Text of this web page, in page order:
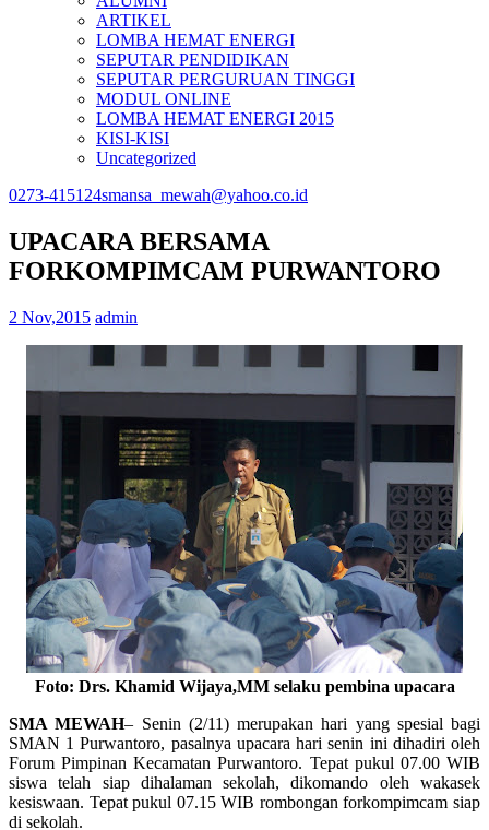
ARTIKEL
LOMBA HEMAT ENERGI
SEPUTAR PENDIDIKAN
SEPUTAR PERGURUAN TINGGI
MODUL ONLINE
LOMBA HEMAT ENERGI 2015
KISI-KISI
Uncategorized
0273-415124smansa_mewah@yahoo.co.id
UPACARA BERSAMA
FORKOMPIMCAM PURWANTORO
2 Nov,2015 admin
Foto: Drs. Khamid Wijaya,MM selaku pembina upacara
SMA MEWAH– Senin (2/11) merupakan hari yang spesial bagi
SMAN 1 Purwantoro, pasalnya upacara hari senin ini dihadiri oleh
Forum Pimpinan Kecamatan Purwantoro. Tepat pukul 07.00 WIB
siswa telah siap dihalaman sekolah, dikomando oleh wakasek
kesiswaan. Tepat pukul 07.15 WIB rombongan forkompimcam siap
di sekolah.